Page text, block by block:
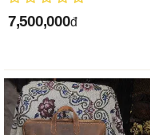
7,500,000đ